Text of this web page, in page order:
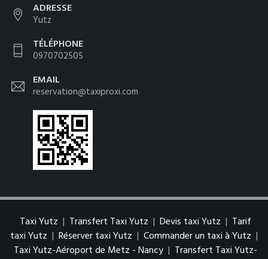
ADRESSE
Yutz
TÉLÉPHONE
0970702505
EMAIL
reservation@taxiproxi.com
Taxi Yutz | Transfert Taxi Yutz | Devis taxi Yutz | Tarif
taxi Yutz | Réserver taxi Yutz | Commander un taxi à Yutz |
Taxi Yutz-Aéroport de Metz - Nancy | Transfert Taxi Yutz-